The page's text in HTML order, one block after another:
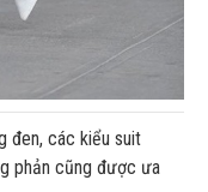
đen, các kiểu suit
phản cũng được ưa